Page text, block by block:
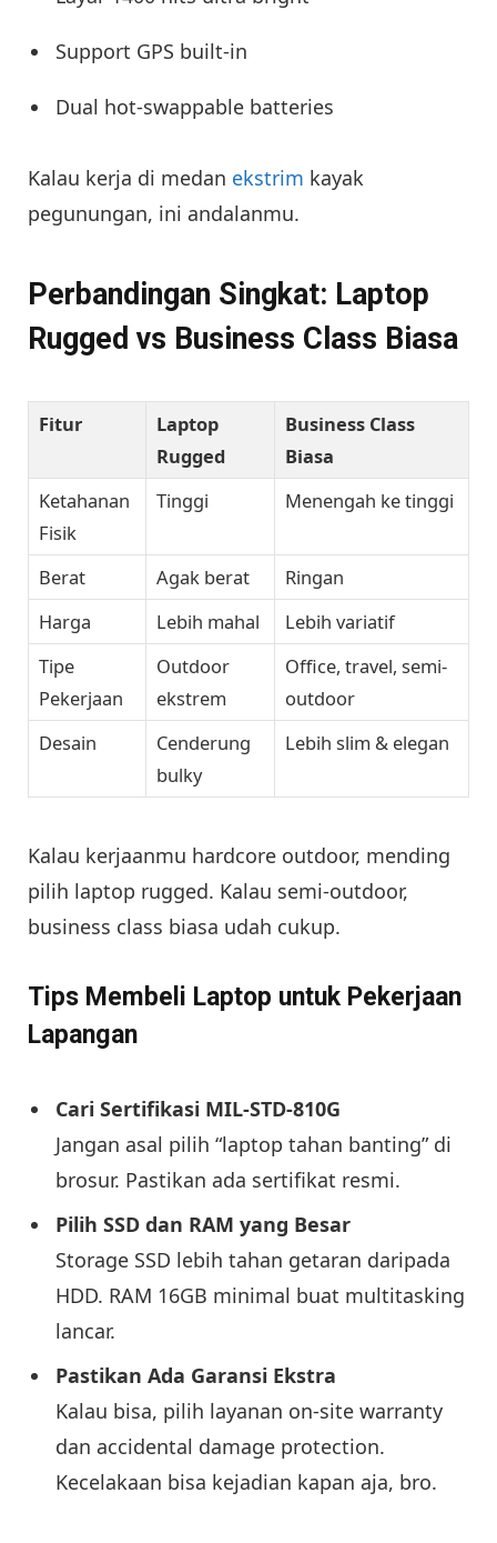
Support GPS built-in
Dual hot-swappable batteries
Kalau kerja di medan ekstrim kayak
pegunungan, ini andalanmu.
Perbandingan Singkat: Laptop
Rugged vs Business Class Biasa
Fitur
Laptop
Rugged
Business Class
Biasa
Ketahanan
Fisik
Tinggi Menengah ke tinggi
Berat Agak berat
Ringan
Harga
Lebih mahal
Lebih variatif
Tipe
Pekerjaan
Outdoor
ekstrem
Office, travel, semi-
outdoor
Desain
Cenderung
bulky
Lebih slim & elegan
Kalau kerjaanmu hardcore outdoor, mending
pilih laptop rugged. Kalau semi-outdoor,
business class biasa udah cukup.
Tips Membeli Laptop untuk Pekerjaan
Lapangan
Cari Sertifikasi MIL-STD-810G
Jangan asal pilih “laptop tahan banting” di
brosur. Pastikan ada sertifikat resmi.
Pilih SSD dan RAM yang Besar
Storage SSD lebih tahan getaran daripada
HDD. RAM 16GB minimal buat multitasking
lancar.
Pastikan Ada Garansi Ekstra
Kalau bisa, pilih layanan on-site warranty
dan accidental damage protection.
Kecelakaan bisa kejadian kapan aja, bro.